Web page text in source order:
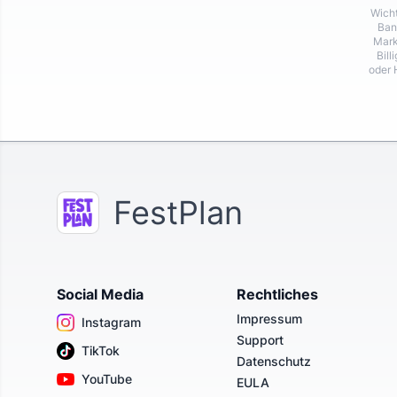
oder
FestPlan
Social Media
Instagram
TikTok
YouTube
Rechtliches
Impressum
Support
Datenschutz
EULA